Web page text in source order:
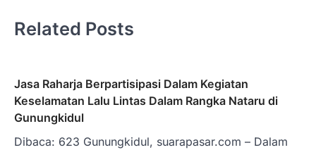
Related Posts
Jasa Raharja Berpartisipasi Dalam Kegiatan
Keselamatan Lalu Lintas Dalam Rangka Nataru di
Gunungkidul
Dibaca: 623 Gunungkidul, suarapasar.com – Dalam